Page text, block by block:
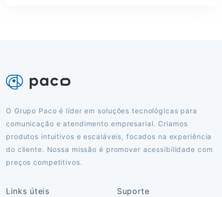
O Grupo Paco é líder em soluções tecnológicas para
comunicação e atendimento empresarial. Criamos
produtos intuitivos e escaláveis, focados na experiência
do cliente. Nossa missão é promover acessibilidade com
preços competitivos.
Links úteis Suporte